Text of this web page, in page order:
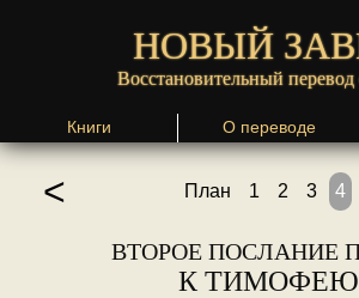
НОВЫЙ
Восстановительный
Книги О переводе
< План 1 2 3 4
ВТОРОЕ ПОСЛАНИЕ
К ТИМОФЕЮ